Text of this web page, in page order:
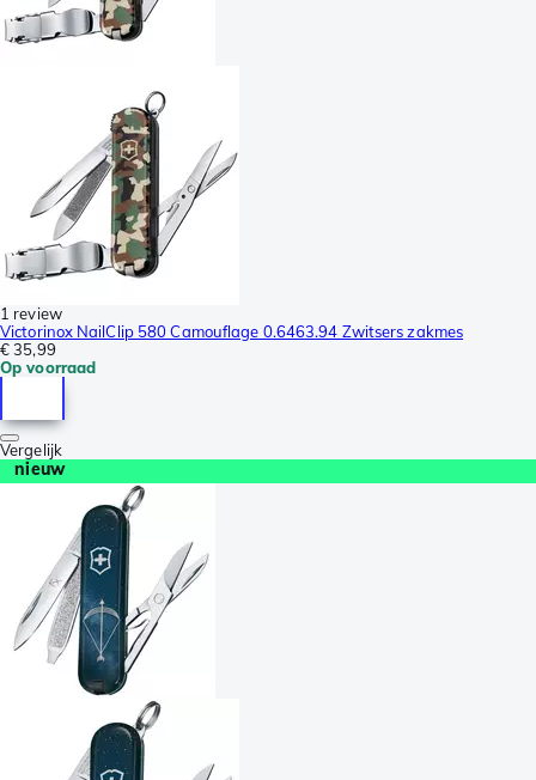
1 review
Victorinox NailClip 580 Camouflage 0.6463.94 Zwitsers zakmes
€ 35,99
Op voorraad
Vergelijk
nieuw